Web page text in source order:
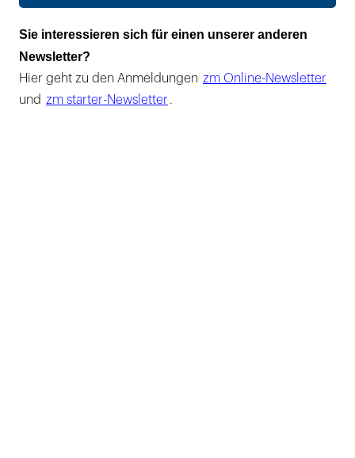
Sie interessieren sich für einen unserer anderen
Newsletter?
Hier geht zu den Anmeldungen zm Online-Newsletter
und zm starter-Newsletter .